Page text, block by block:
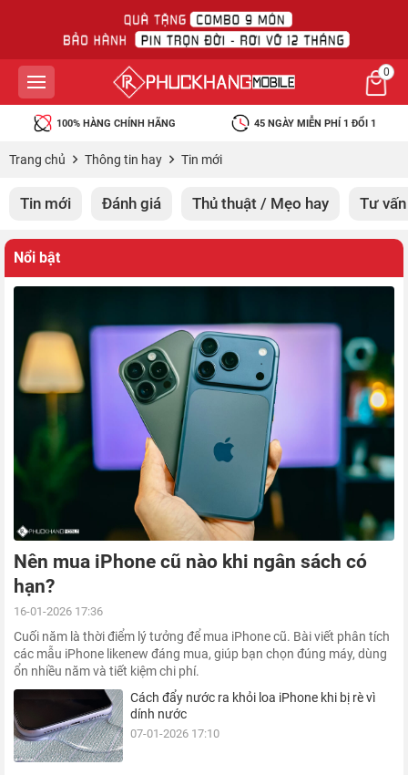
0
100% HÀNG CHÍNH HÃNG 45 NGÀY MIỄN PHÍ 1 ĐỔI 1
Trang chủ Thông tin hay Tin mới
Tin mới Đánh giá Thủ thuật / Mẹo hay Tư vấn
Nổi bật
Nên mua iPhone cũ nào khi ngân sách có
hạn?
16-01-2026 17:36
Cuối năm là thời điểm lý tưởng để mua iPhone cũ. Bài viết phân tích
các mẫu iPhone likenew đáng mua, giúp bạn chọn đúng máy, dùng
ổn nhiều năm và tiết kiệm chi phí.
Cách đẩy nước ra khỏi loa iPhone khi bị rè vì
dính nước
07-01-2026 17:10